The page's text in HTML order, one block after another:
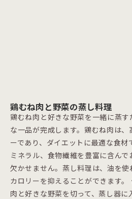
鶏むね肉と野菜の蒸し料理
鶏むね肉と好きな野菜を一緒に蒸
な一品が完成します。鶏むね肉は、
ーであり、ダイエットに最適な食材
ミネラル、食物繊維を豊富に含ん
欠かせません。蒸し料理は、油を使
カロリーを抑えることができます
肉と好きな野菜を切って、蒸し器に